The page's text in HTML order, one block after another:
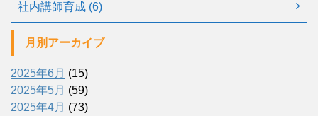
社内講師育成 (6)
月別アーカイブ
2025年6月 (15)
2025年5月 (59)
2025年4月 (73)